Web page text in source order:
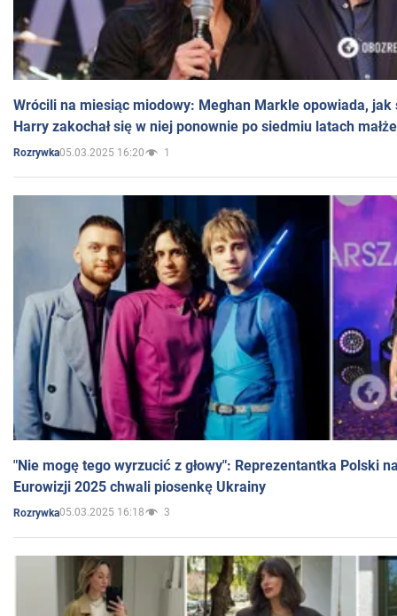
Wrócili na miesiąc miodowy: Meghan Markle opowiada, jak
Harry zakochał się w niej ponownie po siedmiu latach
Rozrywka05.03.2025 16:20 1
"Nie mogę tego wyrzucić z głowy": Reprezentantka Polski
Eurowizji 2025 chwali piosenkę Ukrainy
Rozrywka05.03.2025 16:18 3